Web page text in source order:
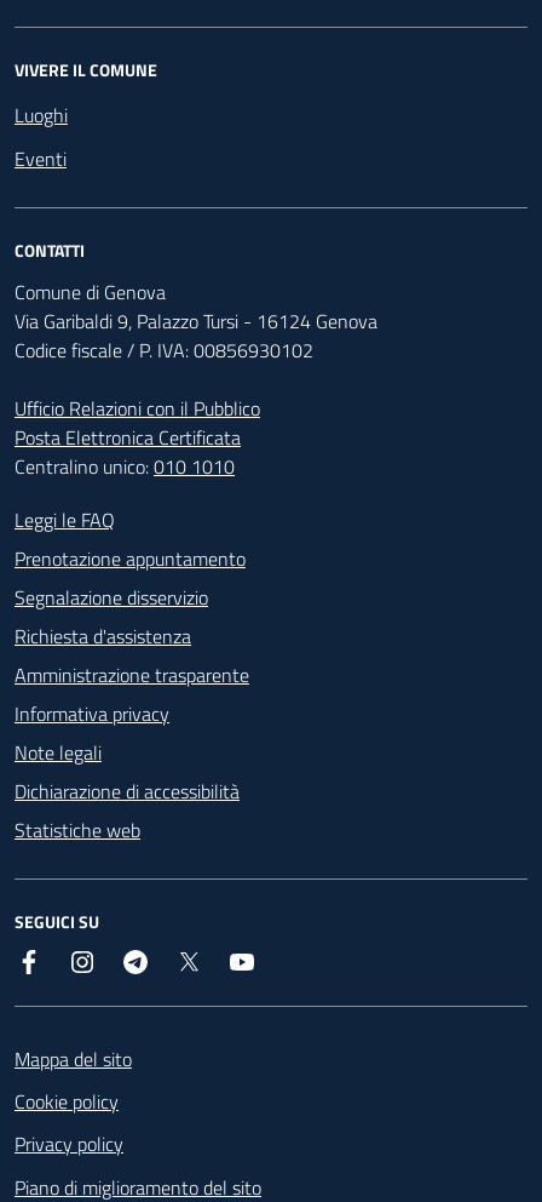
VIVERE IL COMUNE
Luoghi
Eventi
CONTATTI
Comune di Genova
Via Garibaldi 9, Palazzo Tursi - 16124 Genova
Codice fiscale / P. IVA: 00856930102
Ufficio Relazioni con il Pubblico
Posta Elettronica Certificata
Centralino unico:010 1010
Footer - Contatti
Leggi le FAQ
Prenotazione appuntamento
Segnalazione disservizio
Richiesta d'assistenza
Amministrazione trasparente
Informativa privacy
Note legali
Dichiarazione di accessibilità
Statistiche web
SEGUICI SU
Facebook InstagramTelegram
Mappa del sito
Cookie policy
Privacy policy
Piano di miglioramento del sito